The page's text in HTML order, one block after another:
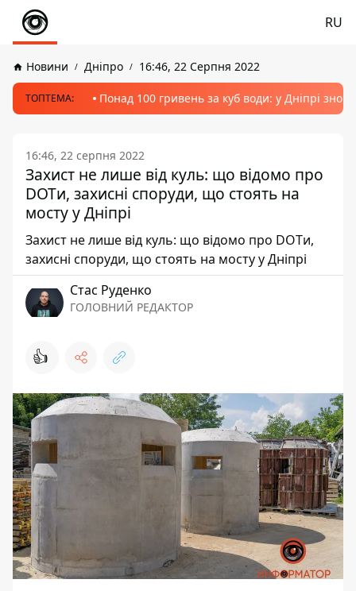
RU
Новини Дніпро 16:46, 22 Серпня 2022
ТОПТЕМА: Понад 100 гривень за куб води: у Дніпрі
16:46, 22 серпня 2022
Захист не лише від куль: що відомо про
DOTи, захисні споруди, що стоять на
мосту у Дніпрі
Захист не лише від куль: що відомо про DOTи,
захисні споруди, що стоять на мосту у Дніпрі
Стас Руденко
ГОЛОВНИЙ РЕДАКТОР
👍